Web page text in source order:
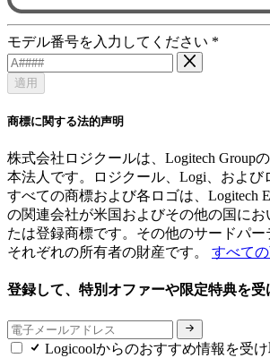
モデル番号を入力してください *
適用
商標に関する法的声明
株式会社ロジクールは、Logitech Group
本法人です。ロジクール、Logi、および
すべての商標および各ロゴは、Logitech
の関連会社が米国およびその他の国にお
たは登録商標です。その他のサードパー
それぞれの所有者の財産です。 すべて
登録して、特別オファーや限定特典を受
Logicoolからのおすすめ情報を受